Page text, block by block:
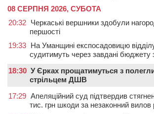
08 СЕРПНЯ 2026, СУБОТА
20:32 Черкаські вершники здобули
першості
19:33
На Уманщині експосадовицю
судитимуть через завдані бюджету
18:30 У Єрках прощатимуться з
стрільцем ДШВ
17:29 Апеляційний суд підтвердив
тис. грн шкоди за незаконний вилов